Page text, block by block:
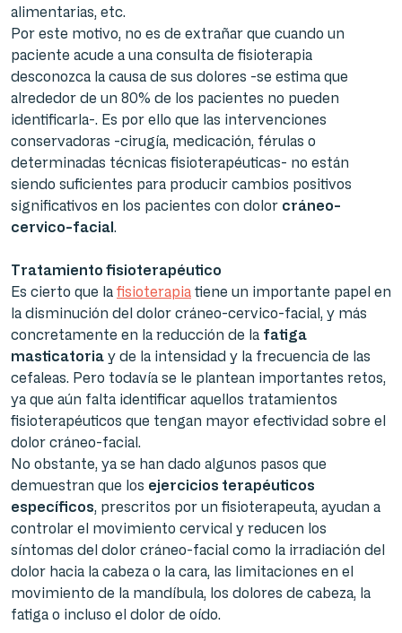
alimentarias, etc.
Por este motivo, no es de extrañar que cuando un
paciente acude a una consulta de fisioterapia
desconozca la causa de sus dolores -se estima que
alrededor de un 80% de los pacientes no pueden
identificarla-. Es por ello que las intervenciones
conservadoras -cirugía, medicación, férulas o
determinadas técnicas fisioterapéuticas- no están
siendo suficientes para producir cambios positivos
significativos en los pacientes con dolor cráneo-
cervico-facial.
Tratamiento fisioterapéutico
Es cierto que la fisioterapia tiene un importante papel en
la disminución del dolor cráneo-cervico-facial, y más
concretamente en la reducción de la fatiga
masticatoria y de la intensidad y la frecuencia de las
cefaleas. Pero todavía se le plantean importantes retos,
ya que aún falta identificar aquellos tratamientos
fisioterapéuticos que tengan mayor efectividad sobre el
dolor cráneo-facial.
No obstante, ya se han dado algunos pasos que
demuestran que los ejercicios terapéuticos
específicos, prescritos por un fisioterapeuta, ayudan a
controlar el movimiento cervical y reducen los
síntomas del dolor cráneo-facial como la irradiación del
dolor hacia la cabeza o la cara, las limitaciones en el
movimiento de la mandíbula, los dolores de cabeza, la
fatiga o incluso el dolor de oído.